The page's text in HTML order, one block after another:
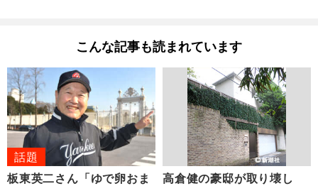
こんな記事も読まれています
話題
板東英二さん「ゆで卵おま
高倉健の豪邸が取り壊し